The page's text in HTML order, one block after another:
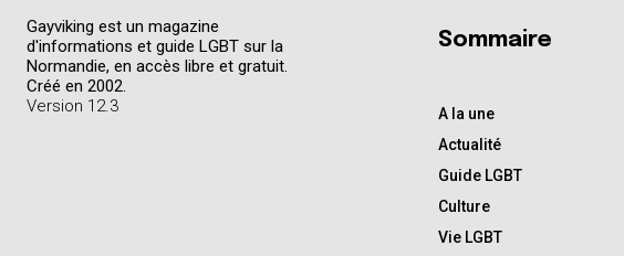
Gayviking est un magazine
d'informations et guide LGBT sur la
Normandie, en accès libre et gratuit.
Créé en 2002.
Version 12.3
Sommaire
A la une
Actualité
Guide LGBT
Culture
Vie LGBT